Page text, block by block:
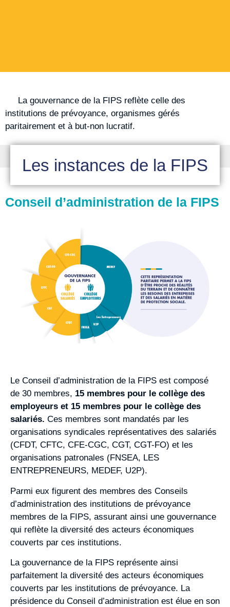
La gouvernance de la FIPS reflète celle des
institutions de prévoyance, organismes gérés
paritairement et à but-non lucratif.
Les instances de la FIPS
Conseil d’administration de la FIPS
Le Conseil d’administration de la FIPS est composé
de 30 membres, 15 membres pour le collège des
employeurs et 15 membres pour le collège des
salariés. Ces membres sont mandatés par les
organisations syndicales représentatives des salariés
(CFDT, CFTC, CFE-CGC, CGT, CGT-FO) et les
organisations patronales (FNSEA, LES
ENTREPRENEURS, MEDEF, U2P).
Parmi eux figurent des membres des Conseils
d’administration des institutions de prévoyance
membres de la FIPS, assurant ainsi une gouvernance
qui reflète la diversité des acteurs économiques
couverts par ces institutions.
La gouvernance de la FIPS représente ainsi
parfaitement la diversité des acteurs économiques
couverts par les institutions de prévoyance. La
présidence du Conseil d’administration est élue en son